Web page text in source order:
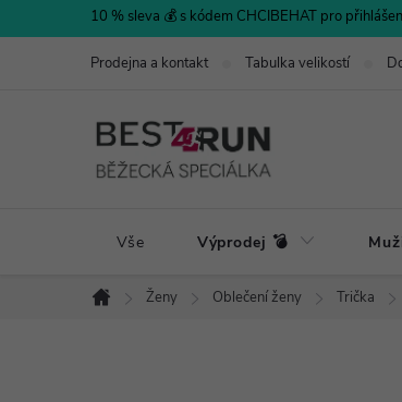
na
10 % sleva 💰 s kódem CHCIBEHAT pro
Prodejna a kontakt Tabulka velikostí
Vše Výprodej 💣
Domů
Ženy Oblečení ženy Trička